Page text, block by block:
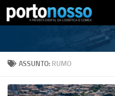
Skip to content
ASSUNTO: RUMO